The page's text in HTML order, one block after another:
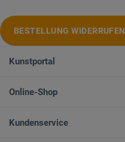
BESTELLUNG WIDERRUFEN
Kunstportal
Online-Shop
Kundenservice